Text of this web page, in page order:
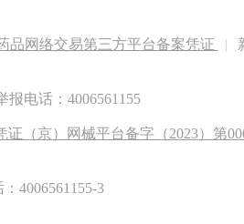
品网络交易第三方平台备案凭证 |
报电话：4006561155
证（京）网械平台备字（2023）第
4006561155-3